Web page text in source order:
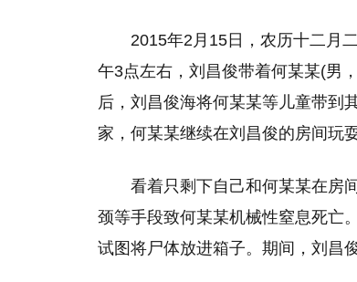
2015年2月15日，农历十二月
午3点左右，刘昌俊带着何某某(男
后，刘昌俊海将何某某等儿童带到
家，何某某继续在刘昌俊的房间玩耍
看着只剩下自己和何某某在房
颈等手段致何某某机械性窒息死亡
试图将尸体放进箱子。期间，刘昌